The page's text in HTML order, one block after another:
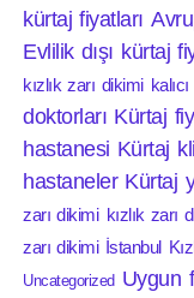
kürtaj fiyatları
Evlilik dışı kürtaj
kızlık zarı dikimi
doktorları Kürtaj
hastanesi Kürtaj
hastaneler Kürtaj
zarı dikimi kızlık zarı
zarı dikimi İstanbul
Uncategorized Uygun